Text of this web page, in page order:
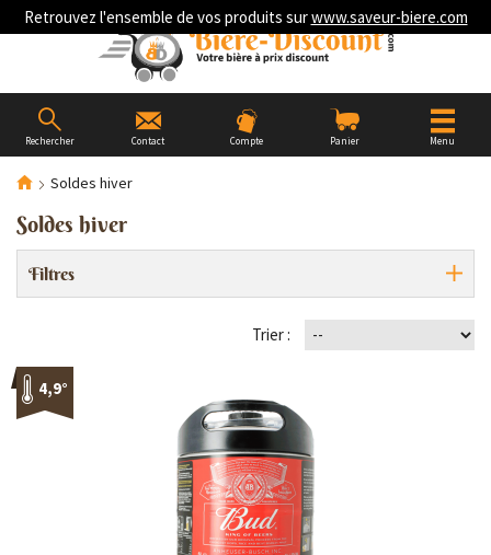
Retrouvez l'ensemble de vos produits surwww.saveur-biere.com
Rechercher Contact Compte Panier Menu
Soldes hiver
Soldes hiver
Filtres
Trier :
4,9°